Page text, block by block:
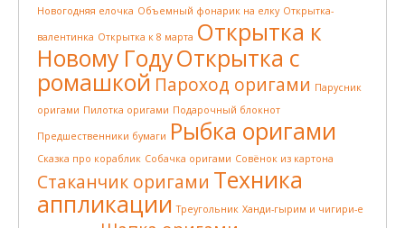
Новогодняя елочка Объемный фонарик на елку Открытка-
валентинка Открытка к 8 марта Открытка к
Новому ГодуОткрытка с
ромашкой Пароход оригами Парусник
оригами Пилотка оригами Подарочный блокнот
Предшественники бумаги Рыбка оригами
Сказка про кораблик Собачка оригами Совёнок из картона
Стаканчик оригами Техника
аппликации Треугольник Ханди-гырим и чигири-е